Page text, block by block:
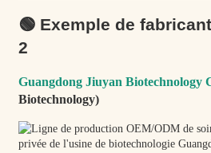
🟢 Exemple de
2
Guangdong Jiuyan Biotechnology
Biotechnology)